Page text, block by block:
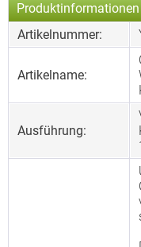
Artikelnummer:
Artikelname:
Ausführung: